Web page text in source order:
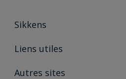
Sikkens
A propos de Sikkens
Liens utiles
Ouvrir un magasin PASS
Autres sites